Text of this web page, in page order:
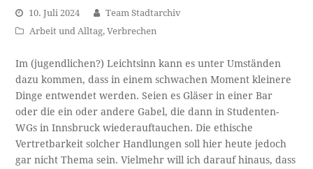
10. Juli 2024
Team Stadtarchiv
Arbeit und Alltag,Verbrechen
Im (jugendlichen?) Leichtsinn kann es unter Umständen
dazu kommen, dass in einem schwachen Moment kleinere
Dinge entwendet werden. Seien es Gläser in einer Bar
oder die ein oder andere Gabel, die dann in Studenten-
WGs in Innsbruck wiederauftauchen. Die ethische
Vertretbarkeit solcher Handlungen soll hier heute jedoch
gar nicht Thema sein. Vielmehr will ich darauf hinaus, dass